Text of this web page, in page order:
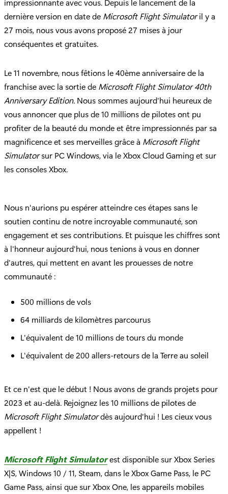
impressionnante avec vous. Depuis le lancement de la
dernière version en date de Microsoft Flight Simulatoril y a
27 mois, nous vous avons proposé 27 mises à jour
conséquentes et gratuites.
Le 11 novembre, nous fêtions le 40ème anniversaire de la
franchise avec la sortie de Microsoft Flight Simulator 40th
Anniversary Edition. Nous sommes aujourd'hui heureux de
vous annoncer que plus de 10 millions de pilotes ont pu
profiter de la beauté du monde et être impressionnés par sa
magnificence et ses merveilles grâce à Microsoft Flight
Simulatorsur PC Windows, via le Xbox Cloud Gaming et sur
les consoles Xbox.
Nous n'aurions pu espérer atteindre ces étapes sans le
soutien continu de notre incroyable communauté, son
engagement et ses contributions. Et puisque les chiffres sont
à l'honneur aujourd'hui, nous tenions à vous en donner
d'autres, qui mettent en avant les prouesses de notre
communauté :
500 millions de vols
64 milliards de kilomètres parcourus
L'équivalent de 10 millions de tours du monde
L'équivalent de 200 allers-retours de la Terre au soleil
Et ce n'est que le début ! Nous avons de grands projets pour
2023 et au-delà. Rejoignez les 10 millions de pilotes de
Microsoft Flight Simulatordès aujourd'hui ! Les cieux vous
appellent !
Microsoft Flight Simulatorest disponible sur Xbox Series
X|S, Windows 10 / 11, Steam, dans le Xbox Game Pass, le PC
Game Pass, ainsi que sur Xbox One, les appareils mobiles